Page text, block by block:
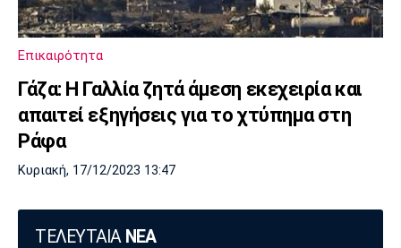
Επικαιρότητα
Γάζα: Η Γαλλία ζητά άμεση εκεχειρία και
απαιτεί εξηγήσεις για το χτύπημα στη
Ράφα
Κυριακή, 17/12/2023 13:47
ΤΕΛΕΥΤΑΙΑ ΝΕΑ